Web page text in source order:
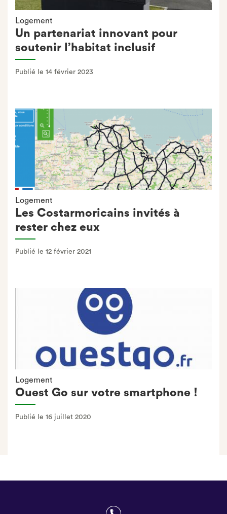
Logement
Un partenariat innovant pour
soutenir l’habitat inclusif
Publié le 14 février 2023
Logement
Les Costarmoricains invités à
rester chez eux
Publié le 12 février 2021
Logement
Ouest Go sur votre smartphone !
Publié le 16 juillet 2020